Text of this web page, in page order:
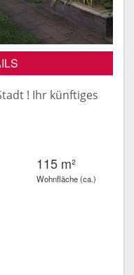
! Ihr künftiges
115 m²
Wohnfläche (ca.)